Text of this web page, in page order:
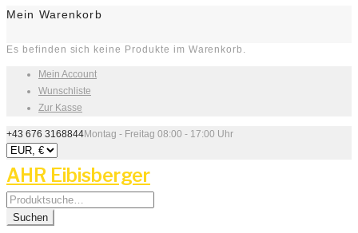
Mein Warenkorb
Es befinden sich keine Produkte im Warenkorb.
Mein Account
Wunschliste
Zur Kasse
+43 676 3168844Montag - Freitag 08:00 - 17:00 Uhr
AHR Eibisberger
Search
for:
Suchen